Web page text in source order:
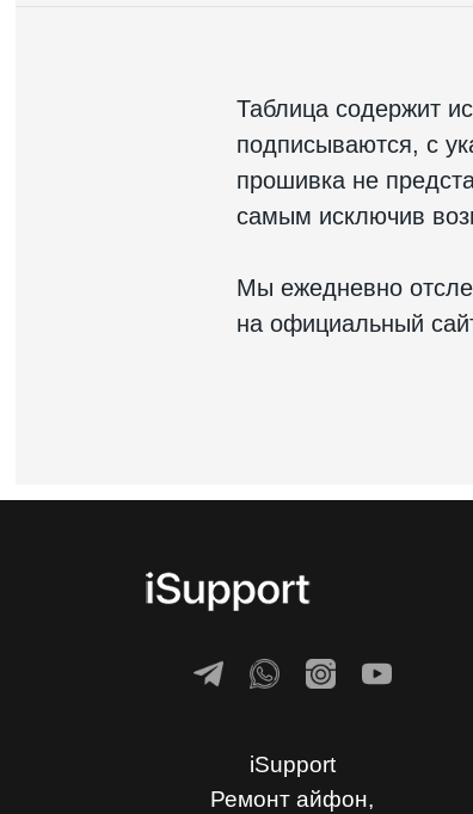
Таблица содержит
подписываются, с
прошивка не
самым исключив
Мы ежедневно
на официальный
iSupport
Ремонт айфон,